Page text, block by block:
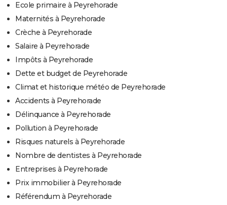
Ecole primaire à Peyrehorade
Maternités à Peyrehorade
Crèche à Peyrehorade
Salaire à Peyrehorade
Impôts à Peyrehorade
Dette et budget de Peyrehorade
Climat et historique météo de Peyrehorade
Accidents à Peyrehorade
Délinquance à Peyrehorade
Pollution à Peyrehorade
Risques naturels à Peyrehorade
Nombre de dentistes à Peyrehorade
Entreprises à Peyrehorade
Prix immobilier à Peyrehorade
Référendum à Peyrehorade